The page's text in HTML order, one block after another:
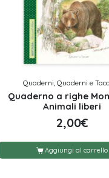
Quaderni, Quaderni e
Quaderno a righe
Animali liberi
2,00€
Aggiungi al carrello